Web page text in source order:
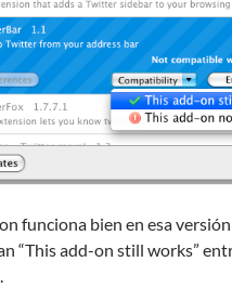
funciona bien en esa
“This add-on still works”